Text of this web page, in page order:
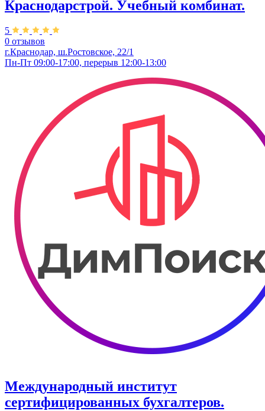
Краснодарстрой. Учебный комбинат.
5
0 отзывов
г.Краснодар, ш.Ростовское, 22/1
Пн-Пт 09:00-17:00, перерыв 12:00-13:00
Международный институт
сертифицированных бухгалтеров.